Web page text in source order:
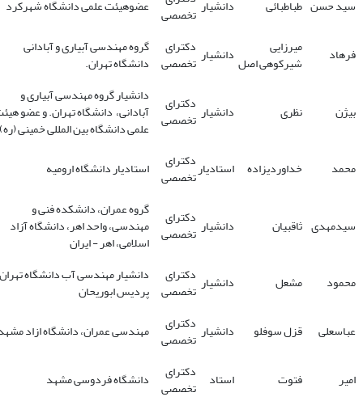
سید حسن طباطبائی دانشیار تخصصی عضوهیئت علمی دانشگاه شهرکرد
فرهاد میرزایی
شیرکوهی اصل دانشیار دکترای
تخصصی
گروه مهندسی آبیاری و آبادانی
دانشگاه تهران.
بیژن نظری دانشیار دکترای
تخصصی
دانشیار گروه مهندسی آبیاری و
آبادانی، دانشگاه تهران. و عضو
علمی دانشگاه بین المللی خمینی
محمد
خداوردیزاده استادیاردکترای
تخصصی استادیار دانشگاه ارومیه
سیدمهدی ثاقبیان دانشیار دکترای
تخصصی
گروه عمران، دانشکده فنی و
مهندسی، واحد اهر، دانشگاه آزاد
اسلامی، اهر - ایران
محمود
مشعل دانشیار دکترای
تخصصی
دانشیار مهندسی آب دانشگاه تهران
پردیس ابوریحان
عباسعلی
قزل سوفلو دانشیار دکترای
تخصصی مهندسی عمران، دانشگاه ازاد
امیر فتوت استاد دکترای
تخصصی دانشگاه فردوسی مشهد